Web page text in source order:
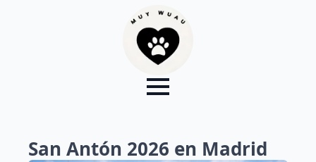
San Antón 2026 en Madrid